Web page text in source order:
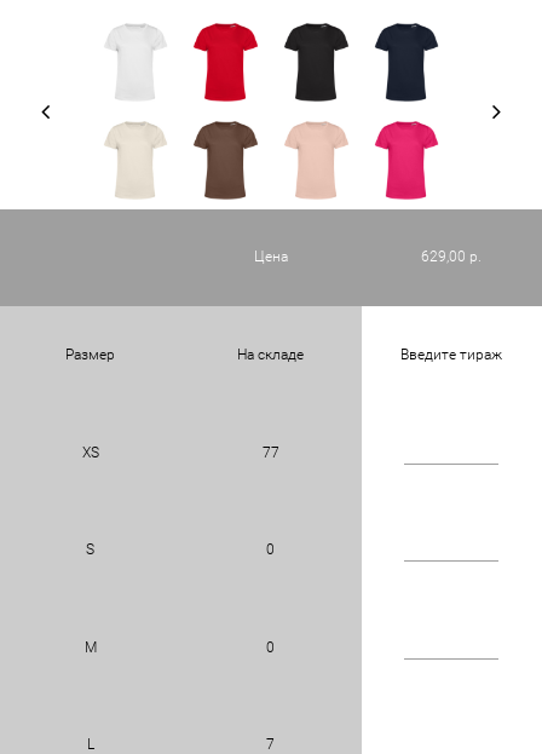
Цена 629,00 р.
Размер На складе Введите тираж
XS 77
S 0
M 0
L 7